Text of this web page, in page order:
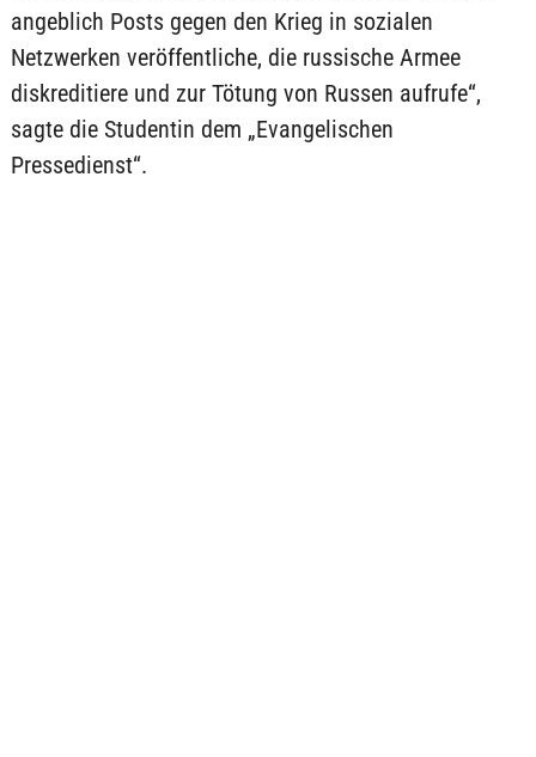
angeblich Posts gegen den Krieg in sozialen
Netzwerken veröffentliche, die russische Armee
diskreditiere und zur Tötung von Russen aufrufe“,
sagte die Studentin dem „Evangelischen
Pressedienst“.